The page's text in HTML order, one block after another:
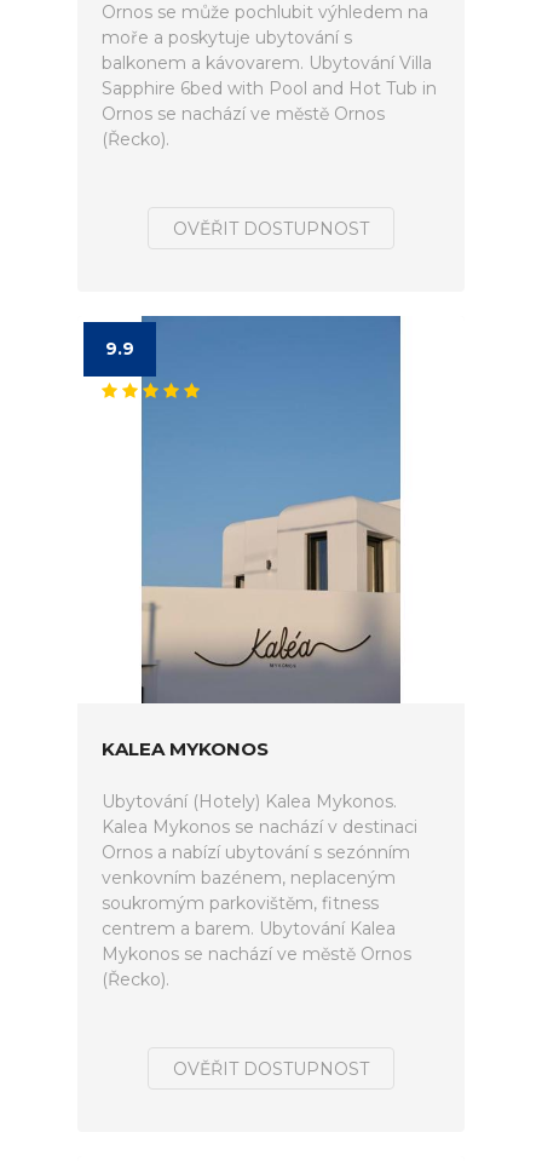
Ornos se může pochlubit výhledem na
moře a poskytuje ubytování s
balkonem a kávovarem. Ubytování Villa
Sapphire 6bed with Pool and Hot Tub in
Ornos se nachází ve městě Ornos
(Řecko).
OVĚŘIT DOSTUPNOST
9.9
KALEA MYKONOS
Ubytování (Hotely) Kalea Mykonos.
Kalea Mykonos se nachází v destinaci
Ornos a nabízí ubytování s sezónním
venkovním bazénem, neplaceným
soukromým parkovištěm, fitness
centrem a barem. Ubytování Kalea
Mykonos se nachází ve městě Ornos
(Řecko).
OVĚŘIT DOSTUPNOST